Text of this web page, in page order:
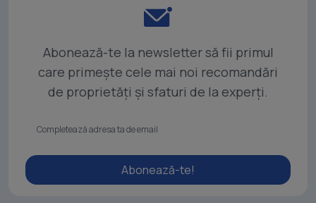
Abonează-te la newsletter să fii primul
care primește cele mai noi recomandări
de proprietăți și sfaturi de la experți.
Abonează-te!